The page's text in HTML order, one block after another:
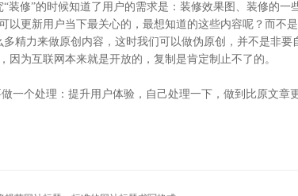
装修”的时候知道了用户的需求是：装修效果图、装修的一
以更新用户当下最关心的，最想知道的这些内容呢？而不是
精力来做原创内容，这时我们可以做伪原创，并不是非要
因为互联网本来就是开放的，复制是肯定制止不了的。
一个处理：提升用户体验，自己处理一下，做到比原文章